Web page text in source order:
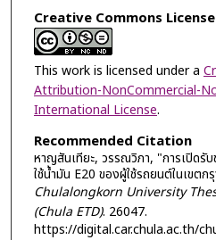
Creative Commons License
This work is licensed under a
Attribution-NonCommercial-
International License.
Recommended Citation
หาญสันเทียะ, วรรณวิภา, "การเปิดรั
ใช้น้ำมัน E20 ของผู้ใช้รถยนต์ในเขต
Chulalongkorn University
(Chula ETD). 26047.
https://digital.car.chula.ac.th/